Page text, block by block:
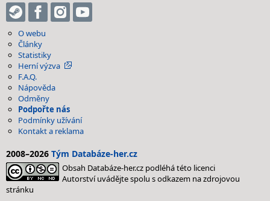
O webu
Články
Statistiky
Herní výzva
F.A.Q.
Nápověda
Odměny
Podpořte nás
Podmínky užívání
Kontakt a reklama
2008–2026 Tým Databáze-her.cz
Obsah Databáze-her.cz podléhá této licenci
Autorství uvádějte spolu s odkazem na zdrojovou
stránku